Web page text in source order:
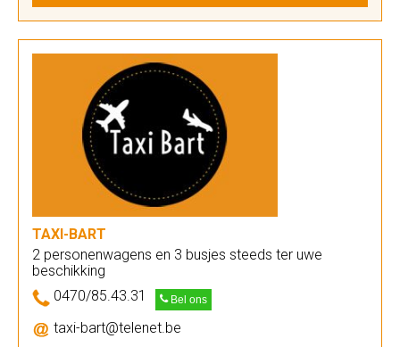
TAXI-BART
2 personenwagens en 3 busjes steeds ter uwe
beschikking
0470/85.43.31
Bel ons
taxi-bart@telenet.be